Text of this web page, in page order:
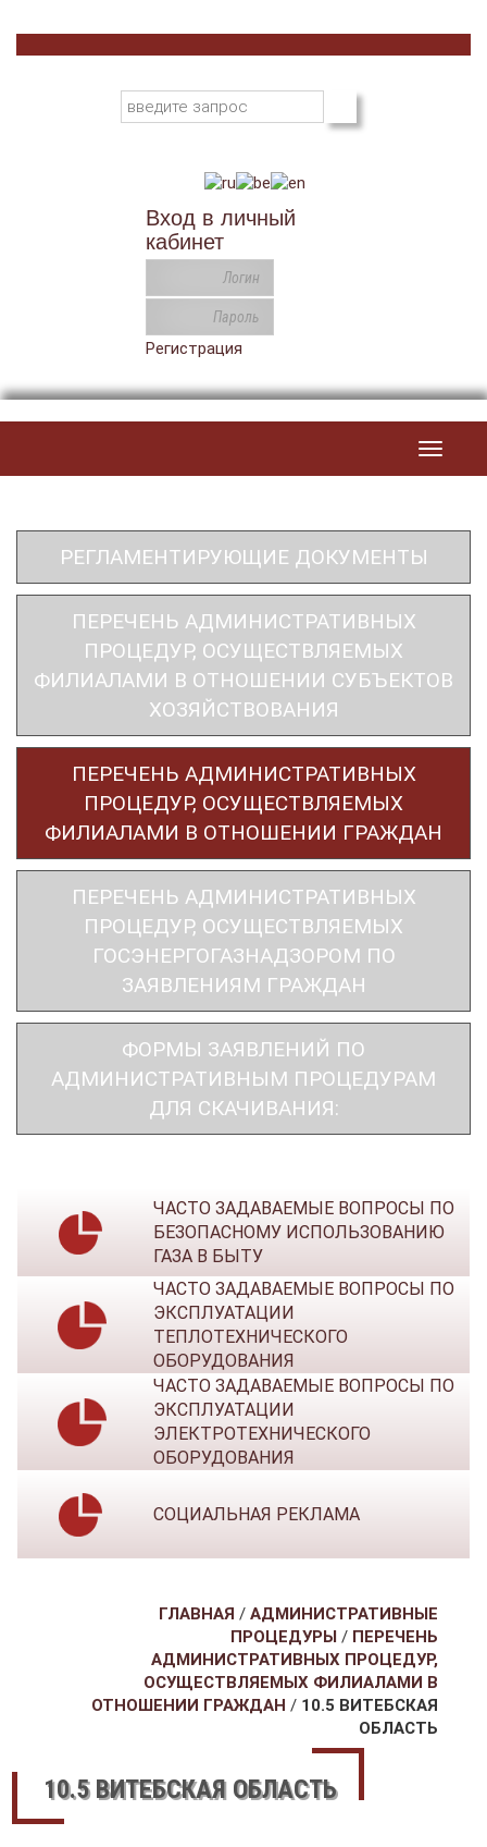
Вход в личный
кабинет
Регистрация
Toggle
РЕГЛАМЕНТИРУЮЩИЕ ДОКУМЕНТЫ
ПЕРЕЧЕНЬ АДМИНИСТРАТИВНЫХ
ПРОЦЕДУР, ОСУЩЕСТВЛЯЕМЫХ
ФИЛИАЛАМИ В ОТНОШЕНИИ СУБЪЕКТОВ
ХОЗЯЙСТВОВАНИЯ
ПЕРЕЧЕНЬ АДМИНИСТРАТИВНЫХ
ПРОЦЕДУР, ОСУЩЕСТВЛЯЕМЫХ
ФИЛИАЛАМИ В ОТНОШЕНИИ ГРАЖДАН
ПЕРЕЧЕНЬ АДМИНИСТРАТИВНЫХ
ПРОЦЕДУР, ОСУЩЕСТВЛЯЕМЫХ
ГОСЭНЕРГОГАЗНАДЗОРОМ ПО
ЗАЯВЛЕНИЯМ ГРАЖДАН
ФОРМЫ ЗАЯВЛЕНИЙ ПО
АДМИНИСТРАТИВНЫМ ПРОЦЕДУРАМ
ДЛЯ СКАЧИВАНИЯ:
ЧАСТО ЗАДАВАЕМЫЕ ВОПРОСЫ ПО
БЕЗОПАСНОМУ ИСПОЛЬЗОВАНИЮ
ГАЗА В БЫТУ
ЧАСТО ЗАДАВАЕМЫЕ ВОПРОСЫ ПО
ЭКСПЛУАТАЦИИ
ТЕПЛОТЕХНИЧЕСКОГО
ОБОРУДОВАНИЯ
ЧАСТО ЗАДАВАЕМЫЕ ВОПРОСЫ ПО
ЭКСПЛУАТАЦИИ
ЭЛЕКТРОТЕХНИЧЕСКОГО
ОБОРУДОВАНИЯ
СОЦИАЛЬНАЯ РЕКЛАМА
ГЛАВНАЯ / АДМИНИСТРАТИВНЫЕ
ПРОЦЕДУРЫ / ПЕРЕЧЕНЬ
АДМИНИСТРАТИВНЫХ ПРОЦЕДУР,
ОСУЩЕСТВЛЯЕМЫХ ФИЛИАЛАМИ В
ОТНОШЕНИИ ГРАЖДАН / 10.5 ВИТЕБСКАЯ
ОБЛАСТЬ
10.5 ВИТЕБСКАЯ ОБЛАСТЬ